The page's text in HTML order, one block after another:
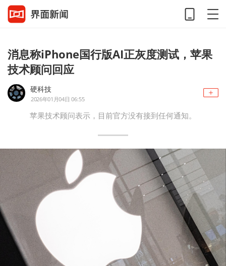
消息称iPhone国行版AI正灰度测试，苹果
技术顾问回应
硬科技
2026年01月04日 06:55
苹果技术顾问表示，目前官方没有接到任何通知。